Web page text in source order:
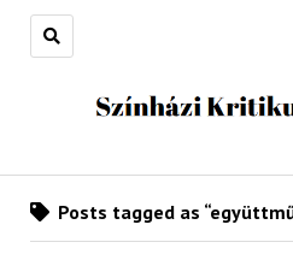
Posts tagged as